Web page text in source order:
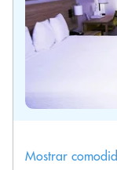
Mostrar